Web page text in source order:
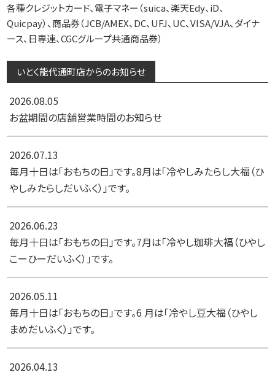
各種クレジットカード、電子マネー（suica、楽天Edy、iD、
Quicpay）、商品券（JCB/AMEX、DC、UFJ、UC、VISA/VJA、ダイナ
ース、日専連、CGCグループ共通商品券）
いとく能代通町店からのお知らせ
2026.08.05
お盆期間の店舗営業時間のお知らせ
2026.07.13
毎月十日は「おもちの日」です。8月は「冷やしみたらし大福（ひ
やしみたらしだいふく）」です。
2026.06.23
毎月十日は「おもちの日」です。7月は「冷やし珈琲大福（ひやし
こーひーだいふく）」です。
2026.05.11
毎月十日は「おもちの日」です。6 月は「冷やし豆大福（ひやし
まめだいふく）」です。
2026.04.13